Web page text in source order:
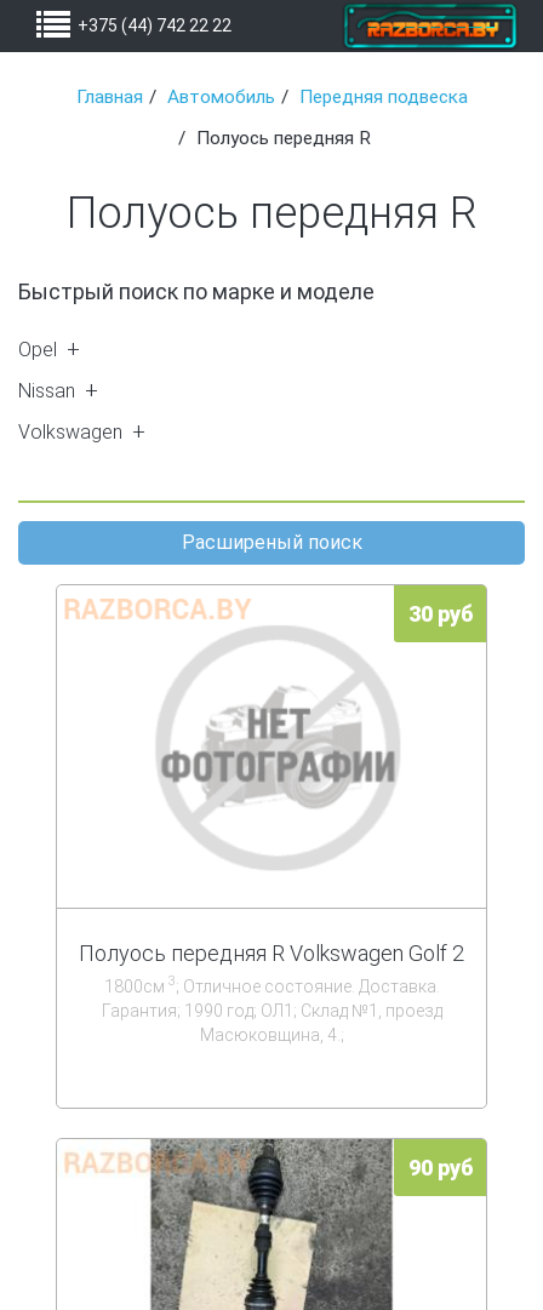
+375 (44) 742 22 22
Главная Автомобиль
Передняя подвеска
Полуось передняя R
Полуось передняя R
Быстрый поиск по марке и моделе
Opel
Zafira A (2)
Nissan
X-Trail (T30) (3)
Volkswagen
Расширеный поиск
30 руб
Полуось передняя R Volkswagen Golf 2
1800см 3; Отличное состояние. Доставка.
Гарантия; 1990 год; ОЛ1; Склад №1, проезд
Масюковщина, 4.;
90 руб